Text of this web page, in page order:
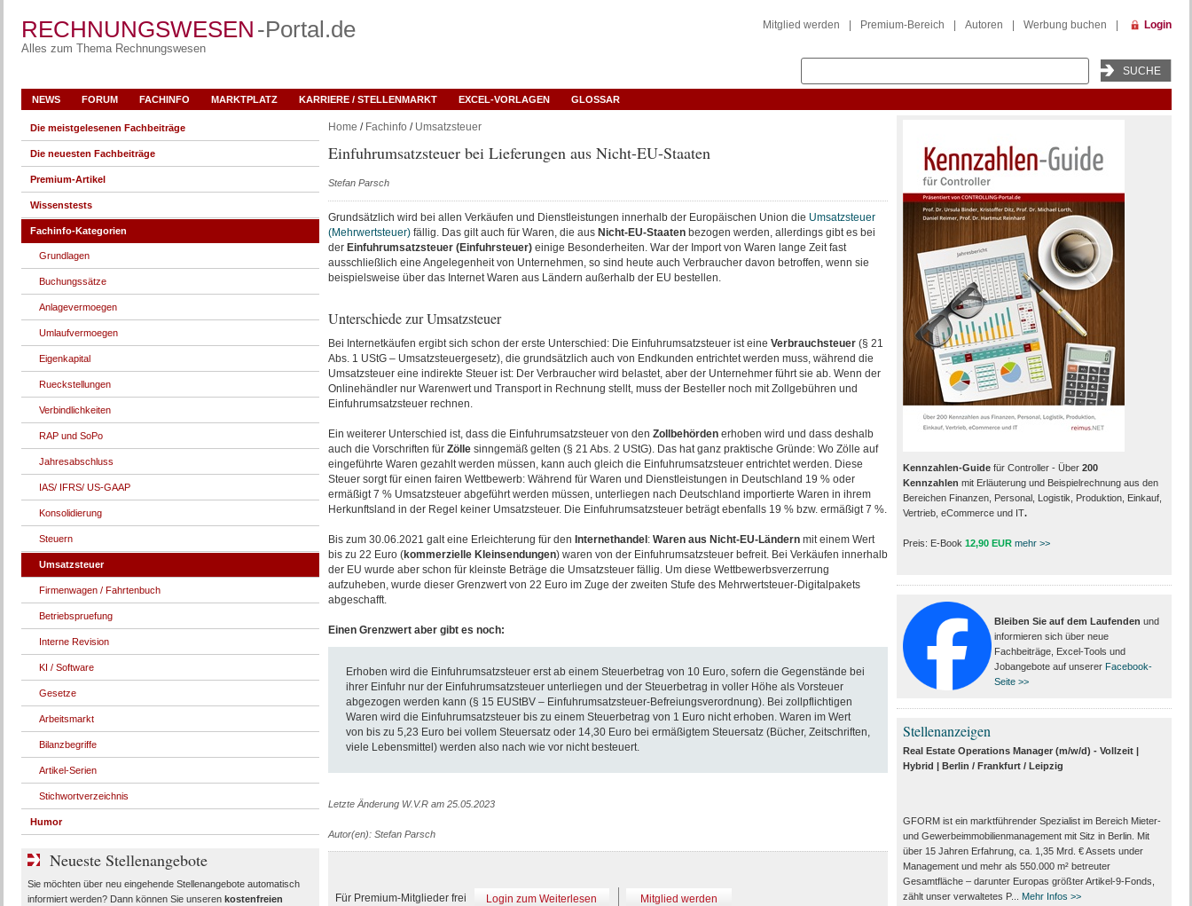
RECHNUNGSWESEN -Portal.de
Alles zum Thema Rechnungswesen
Mitglied werden Premium-Bereich Autoren Werbung buchen Login
NEWS FORUM FACHINFO MARKTPLATZ KARRIERE / STELLENMARKT EXCEL-VORLAGEN GLOSSAR
Home / Fachinfo / Umsatzsteuer
Einfuhrumsatzsteuer bei Lieferungen aus Nicht-EU-Staaten
Stefan Parsch
Grundsätzlich wird bei allen Verkäufen und Dienstleistungen innerhalb der Europäischen Union die Umsatzsteuer
(Mehrwertsteuer)fällig. Das gilt auch für Waren, die aus Nicht-EU-Staatenbezogen werden, allerdings gibt es bei
der Einfuhrumsatzsteuer (Einfuhrsteuer)einige Besonderheiten. War der Import von Waren lange Zeit fast
ausschließlich eine Angelegenheit von Unternehmen, so sind heute auch Verbraucher davon betroffen, wenn sie
beispielsweise über das Internet Waren aus Ländern außerhalb der EU bestellen.
Unterschiede zur Umsatzsteuer
Bei Internetkäufen ergibt sich schon der erste Unterschied: Die Einfuhrumsatzsteuer ist eine Verbrauchsteuer(§ 21
Abs. 1 UStG – Umsatzsteuergesetz), die grundsätzlich auch von Endkunden entrichtet werden muss, während die
Umsatzsteuer eine indirekte Steuer ist: Der Verbraucher wird belastet, aber der Unternehmer führt sie ab. Wenn der
Onlinehändler nur Warenwert und Transport in Rechnung stellt, muss der Besteller noch mit Zollgebühren und
Einfuhrumsatzsteuer rechnen.
Ein weiterer Unterschied ist, dass die Einfuhrumsatzsteuer von den Zollbehördenerhoben wird und dass deshalb
auch die Vorschriften für Zöllesinngemäß gelten (§ 21 Abs. 2 UStG). Das hat ganz praktische Gründe: Wo Zölle auf
eingeführte Waren gezahlt werden müssen, kann auch gleich die Einfuhrumsatzsteuer entrichtet werden. Diese
Steuer sorgt für einen fairen Wettbewerb: Während für Waren und Dienstleistungen in Deutschland 19 % oder
ermäßigt 7 % Umsatzsteuer abgeführt werden müssen, unterliegen nach Deutschland importierte Waren in ihrem
Herkunftsland in der Regel keiner Umsatzsteuer. Die Einfuhrumsatzsteuer beträgt ebenfalls 19 % bzw. ermäßigt 7 %.
Bis zum 30.06.2021 galt eine Erleichterung für den Internethandel : Waren aus Nicht-EU-Ländernmit einem Wert
bis zu 22 Euro (kommerzielle Kleinsendungen) waren von der Einfuhrumsatzsteuer befreit. Bei Verkäufen innerhalb
der EU wurde aber schon für kleinste Beträge die Umsatzsteuer fällig. Um diese Wettbewerbsverzerrung
aufzuheben, wurde dieser Grenzwert von 22 Euro im Zuge der zweiten Stufe des Mehrwertsteuer-Digitalpakets
abgeschafft.
Einen Grenzwert aber gibt es noch:
Erhoben wird die Einfuhrumsatzsteuer erst ab einem Steuerbetrag von 10 Euro, sofern die Gegenstände bei
ihrer Einfuhr nur der Einfuhrumsatzsteuer unterliegen und der Steuerbetrag in voller Höhe als Vorsteuer
abgezogen werden kann (§ 15 EUStBV – Einfuhrumsatzsteuer-Befreiungsverordnung). Bei zollpflichtigen
Waren wird die Einfuhrumsatzsteuer bis zu einem Steuerbetrag von 1 Euro nicht erhoben. Waren im Wert
von bis zu 5,23 Euro bei vollem Steuersatz oder 14,30 Euro bei ermäßigtem Steuersatz (Bücher, Zeitschriften,
viele Lebensmittel) werden also nach wie vor nicht besteuert.
Letzte Änderung W.V.R am 25.05.2023
Autor(en): Stefan Parsch
Für Premium-Mitglieder frei Login zum Weiterlesen Mitglied werden
Die meistgelesenen Fachbeiträge
Die neuesten Fachbeiträge
Premium-Artikel
Wissenstests
Fachinfo-Kategorien
Grundlagen
Buchungssätze
Anlagevermoegen
Umlaufvermoegen
Eigenkapital
Rueckstellungen
Verbindlichkeiten
RAP und SoPo
Jahresabschluss
IAS/ IFRS/ US-GAAP
Konsolidierung
Steuern
Umsatzsteuer
Firmenwagen / Fahrtenbuch
Betriebspruefung
Interne Revision
KI / Software
Gesetze
Arbeitsmarkt
Bilanzbegriffe
Artikel-Serien
Stichwortverzeichnis
Humor
Neueste Stellenangebote
Sie möchten über neu eingehende Stellenangebote automatisch
informiert werden? Dann können Sie unseren kostenfreien
Kennzahlen-Guidefür Controller - Über 200
Kennzahlen mit Erläuterung und Beispielrechnung aus den
Bereichen Finanzen, Personal, Logistik, Produktion, Einkauf,
Vertrieb, eCommerce und IT.
Preis: E-Book 12,90 EUR mehr >>
Bleiben Sie auf dem Laufenden und
informieren sich über neue
Fachbeiträge, Excel-Tools und
Jobangebote auf unserer Facebook-
Seite >>
Stellenanzeigen
Real Estate Operations Manager (m/w/d) - Vollzeit |
Hybrid | Berlin / Frankfurt / Leipzig
GFORM ist ein marktführender Spezialist im Bereich Mieter-
und Gewerbeimmobilienmanagement mit Sitz in Berlin. Mit
über 15 Jahren Erfahrung, ca. 1,35 Mrd. € Assets under
Management und mehr als 550.000 m² betreuter
Gesamtfläche – darunter Europas größter Artikel-9-Fonds,
zählt unser verwaltetes P...
Mehr Infos >>